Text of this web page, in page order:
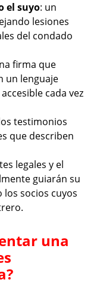
el suyo: un
lesiones
del condado
firma que
un lenguaje
cada vez
testimonios
que describen
legales y el
guiarán su
los socios cuyos
una